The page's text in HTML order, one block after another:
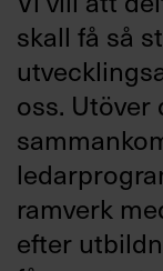
skall få så
oss. Utöver
ramverk
efter